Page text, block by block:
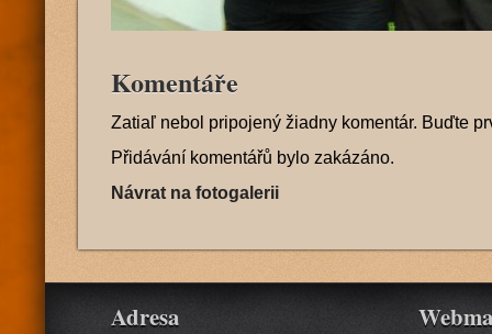
Komentáře
Zatiaľ nebol pripojený žiadny komentár. Buďte
Přidávání komentářů bylo zakázáno.
Návrat na fotogalerii
Adresa